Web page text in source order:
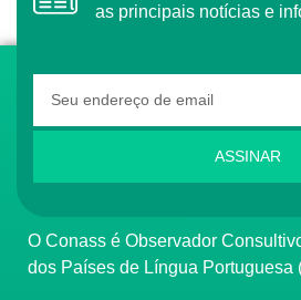
as principais notícias e
ASSINAR
O Conass é Observador Consultivo da Comunidade
dos Países de Língua Portuguesa